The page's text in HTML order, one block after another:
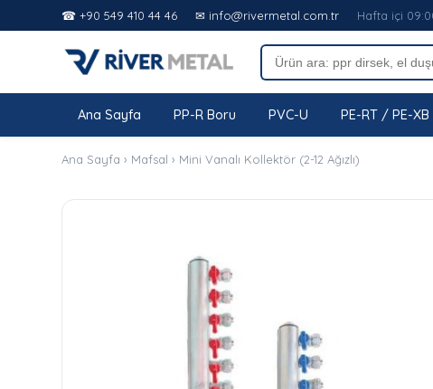
☎ +90 549 410 44 46 ✉ info@rivermetal.com.tr Hafta içi
Ana Sayfa PP-R Boru PVC-U PE-RT / PE-XB
Ana Sayfa › Mafsal › Mini Vanalı Kollektör (2-12 Ağızlı)